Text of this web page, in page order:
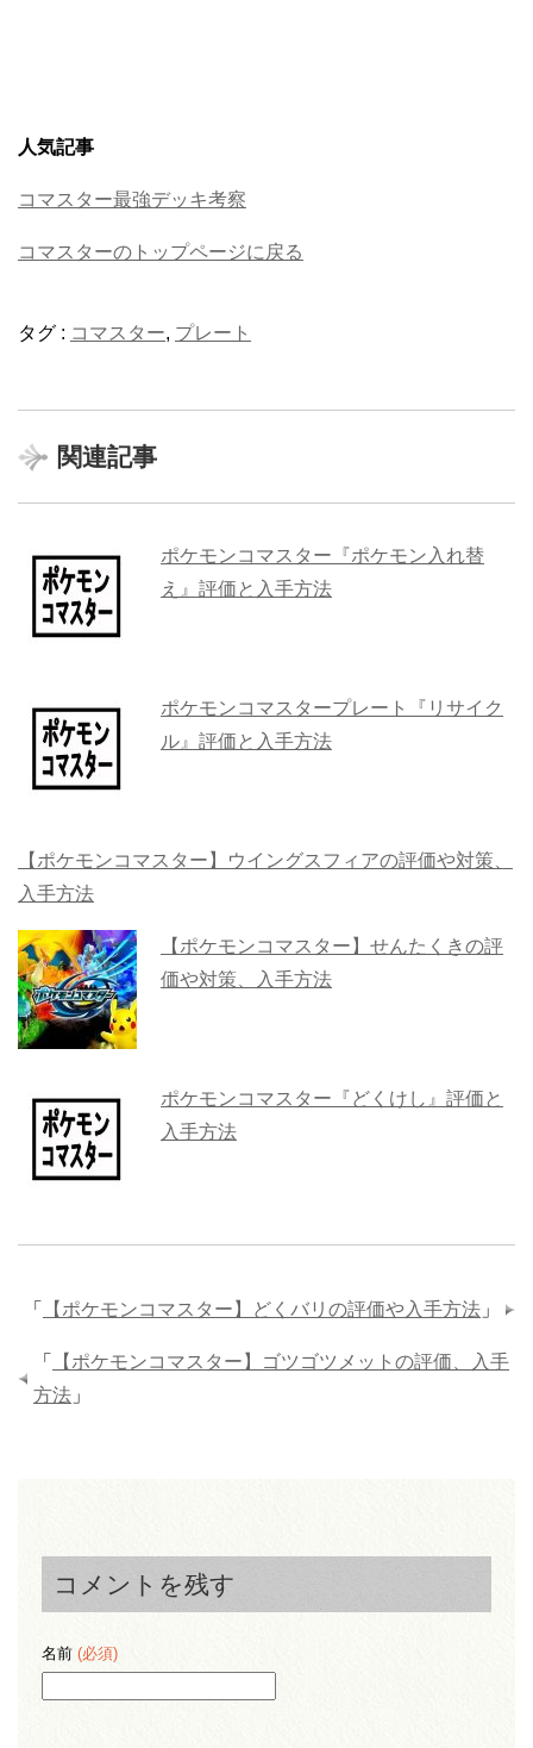
人気記事
コマスター最強デッキ考察
コマスターのトップページに戻る
タグ : コマスター, プレート
関連記事
ポケモンコマスター『ポケモン入れ替
え』評価と入手方法
ポケモンコマスタープレート『リサイク
ル』評価と入手方法
【ポケモンコマスター】ウイングスフィアの評価や対策、
入手方法
【ポケモンコマスター】せんたくきの評
価や対策、入手方法
ポケモンコマスター『どくけし』評価と
入手方法
「 【ポケモンコマスター】どくバリの評価や入手方法 」
「
【ポケモンコマスター】ゴツゴツメットの評価、入手
方法 」
コメントを残す
名前 (必須)